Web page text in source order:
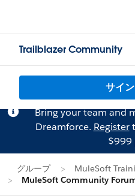
Trailblazer Community
サイ
Bring your team and
Dreamforce. Register
$999
グループ
MuleSoft
MuleSoft Community